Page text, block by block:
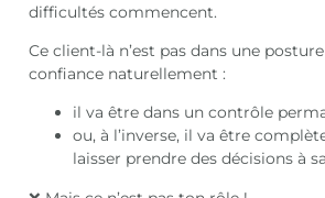
difficultés commencent.
Ce client-là n’est pas dans une
confiance naturellement :
il va être dans un contrôle
ou, à l’inverse, il va être
laisser prendre des décisions à